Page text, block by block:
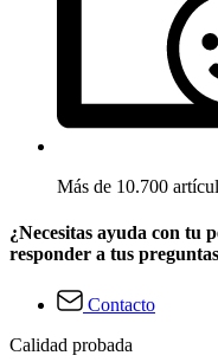
Más de 10.700
¿Necesitas ayuda con tu
responder a tus
Contacto
Calidad probada